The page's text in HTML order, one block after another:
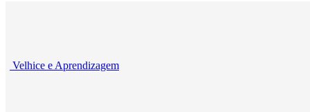
Velhice e Aprendizagem